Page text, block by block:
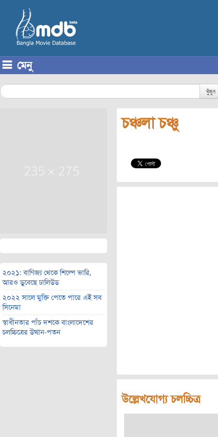
মেনু
খুঁজুন
২০২১: বাণিজ্য থেকে শিল্পে ভারি,
আরও ডুবেছে ঢালিউড
২০২২ সালে মুক্তি পেতে পারে এই সব
সিনেমা
স্বাধীনতার পাঁচ দশকে বাংলাদেশের
চলচ্চিত্রের উত্থান-পতন
চঞ্চলা চঞ্চু
উল্লেখযোগ্য চলচ্চিত্র